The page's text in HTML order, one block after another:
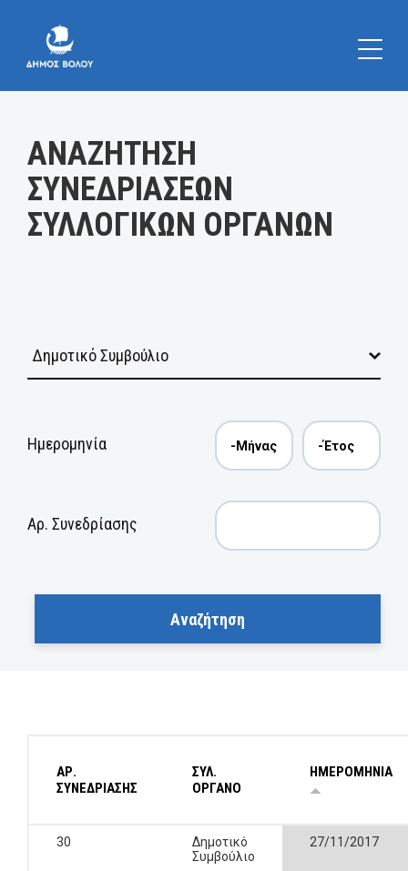
ΑΝΑΖΗΤΗΣΗ
ΣΥΝΕΔΡΙΑΣΕΩΝ
ΣΥΛΛΟΓΙΚΩΝ ΟΡΓΑΝΩΝ
Ημερομηνία
Αρ. Συνεδρίασης
ΑΡ.
ΣΥΝΕΔΡΙΑΣΗΣ
ΣΥΛ.
ΟΡΓΑΝΟ
ΗΜΕΡΟΜΗΝΙΑ
30
Δημοτικό
Συμβούλιο
27/11/2017